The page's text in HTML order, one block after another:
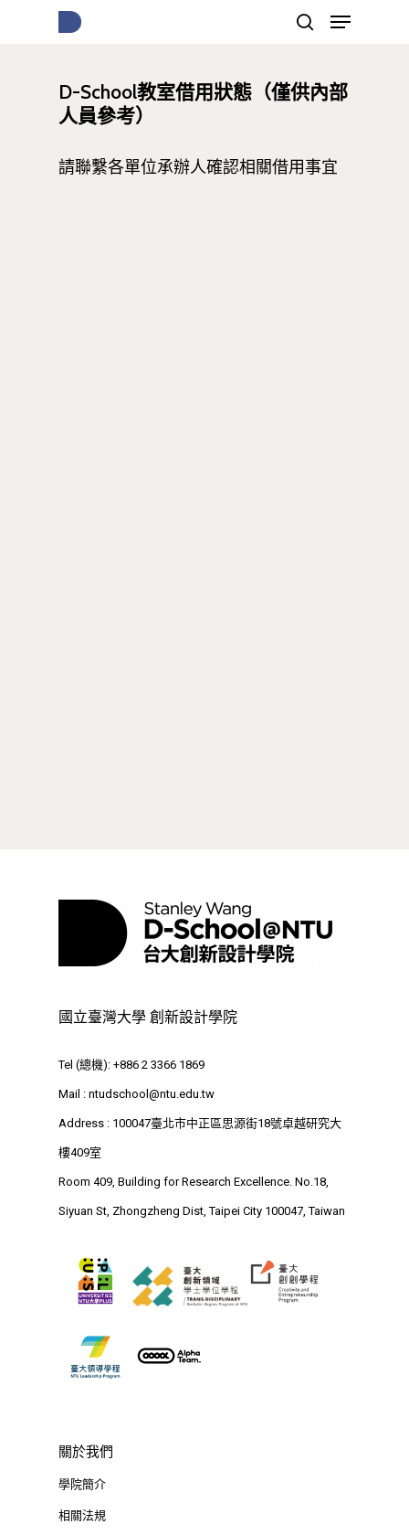
按下Enter開始搜尋，或Esc關閉跳窗
D-School教室借用狀態（僅供內部
人員參考）
請聯繫各單位承辦人確認相關借用事宜
國立臺灣大學 創新設計學院
Tel (總機): +886 2 3366 1869
Mail : ntudschool@ntu.edu.tw
Address : 100047臺北市中正區思源街18號卓越研究大
樓409室
Room 409, Building for Research Excellence. No.18,
Siyuan St, Zhongzheng Dist, Taipei City 100047, Taiwan
關於我們
學院簡介
相關法規
最新消息
團隊成員
創新領域學士學位學程
跟著董總實習
⁺SDGs
相關表單
EN
Tel : +886 2 3366 1869
Address : 100047臺北